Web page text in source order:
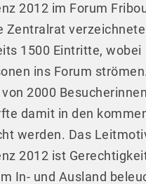
2012 im Forum
Zentralrat
1500 Eintritte, wobei
ins Forum
2000
damit in den
werden. Das
2012 ist
In- und Ausland